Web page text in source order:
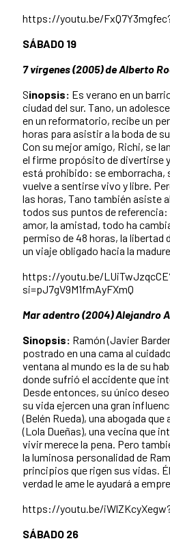
https://youtu.be/
SÁBADO 19
7 vírgenes (2005) de Alberto
Sinopsis: Es verano en un
ciudad del sur. Tano, un
en un reformatorio, recibe un
horas para asistir a la boda de
Con su mejor amigo, Richi, se
el firme propósito de divertirse
está prohibido: se emborracha,
vuelve a sentirse vivo y libre.
las horas, Tano también asiste
todos sus puntos de referencia:
amor, la amistad, todo ha
permiso de 48 horas, la libertad
un viaje obligado hacia la
https://youtu.be/
si=pJ7gV9M1fmAyFXmQ
Mar adentro (2004) Alejandro
Sinopsis: Ramón (Javier
postrado en una cama al
ventana al mundo es la de su
donde sufrió el accidente que
Desde entonces, su único
su vida ejercen una gran
(Belén Rueda), una abogada
(Lola Dueñas), una vecina que
vivir merece la pena. Pero
la luminosa personalidad de
principios que rigen sus vidas.
verdad le ame le ayudará a
https://youtu.be/
SÁBADO 26